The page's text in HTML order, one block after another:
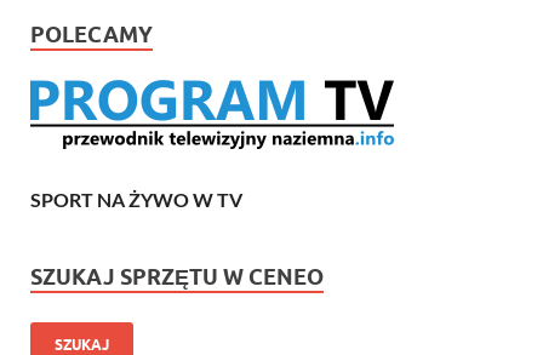
POLECAMY
SPORT NA ŻYWO W TV
SZUKAJ SPRZĘTU W CENEO
SZUKAJ